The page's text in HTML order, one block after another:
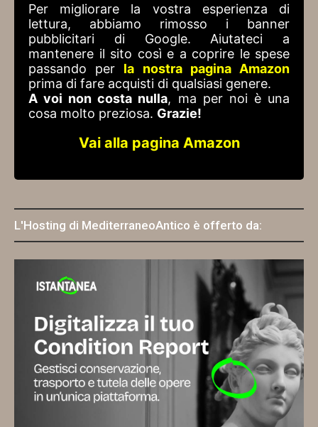
Per migliorare la vostra esperienza di
lettura, abbiamo rimosso i banner
pubblicitari di Google. Aiutateci a
mantenere il sito così e a coprire le spese
passando per la nostra pagina Amazon
prima di fare acquisti di qualsiasi genere.
A voi non costa nulla, ma per noi è una
cosa molto preziosa. Grazie!
Vai alla pagina Amazon
L'Hosting di MediterraneoAntico è offerto da: